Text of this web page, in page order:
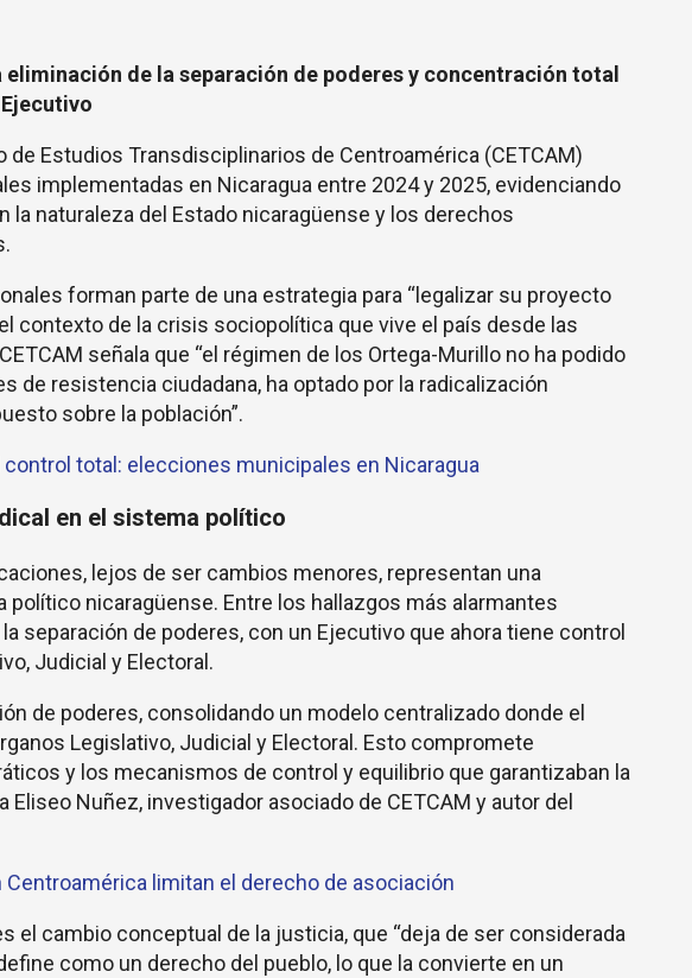
eliminación de la separación de poderes y concentración total
Estudios Transdisciplinarios de Centroamérica (CETCAM)
implementadas en Nicaragua entre 2024 y 2025, evidenciando
naturaleza del Estado nicaragüense y los derechos
forman parte de una estrategia para “legalizar su proyecto
contexto de la crisis sociopolítica que vive el país desde las
señala que “el régimen de los Ortega-Murillo no ha podido
de resistencia ciudadana, ha optado por la radicalización
sobre la población”.
control total: elecciones municipales en Nicaragua
en el sistema político
lejos de ser cambios menores, representan una
nicaragüense. Entre los hallazgos más alarmantes
separación de poderes, con un Ejecutivo que ahora tiene control
Judicial y Electoral.
de poderes, consolidando un modelo centralizado donde el
Legislativo, Judicial y Electoral. Esto compromete
y los mecanismos de control y equilibrio que garantizaban la
Nuñez, investigador asociado de CETCAM y autor del
limitan el derecho de asociación
el cambio conceptual de la justicia, que “deja de ser considerada
como un derecho del pueblo, lo que la convierte en un